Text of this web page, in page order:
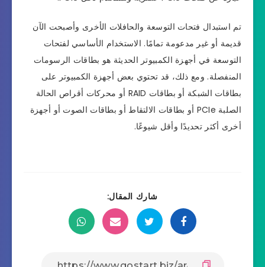
تم استبدال فتحات التوسعة والحافلات الأخرى وأصبحت الآن
قديمة أو غير مدعومة تمامًا. الاستخدام الأساسي لفتحات
التوسعة في أجهزة الكمبيوتر الحديثة هو بطاقات الرسومات
المنفصلة. ومع ذلك، قد تحتوي بعض أجهزة الكمبيوتر على
بطاقات الشبكة أو بطاقات RAID أو محركات أقراص الحالة
الصلبة PCIe أو بطاقات الالتقاط أو بطاقات الصوت أو أجهزة
أخرى أكثر تحديدًا وأقل شيوعًا.
شارك المقال: